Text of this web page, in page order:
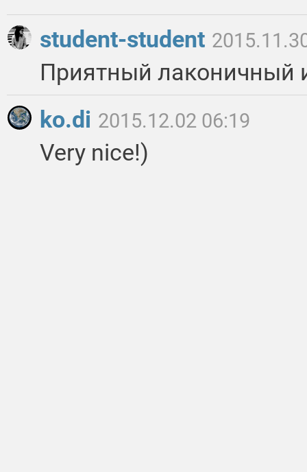
student-student
Приятный лаконичный
ko.di 2015.12.02 06:19
Very nice!)